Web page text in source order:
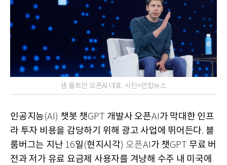
샘 올트먼 오픈AI 대표. 사진=연합뉴스
인공지능(AI) 챗봇 챗GPT 개발사 오픈AI가 막대한 인프
라 투자 비용을 감당하기 위해 광고 사업에 뛰어든다. 블
룸버그는 지난 16일 (현지시각) 오픈AI가 챗GPT 무료 버
전과 저가 유료 요금제 사용자를 겨냥해 수주 내 미국에